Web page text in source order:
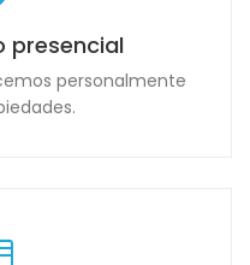
presencial
personalmente